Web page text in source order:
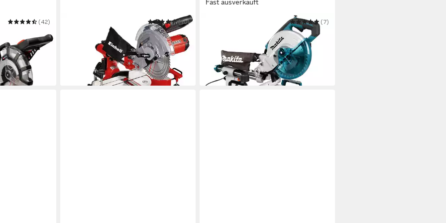
TC-
(42)
Zug-, Kapp- und Gehrungssäge TC-
SM 2531/2 U
(10)
UVP 237,95 €
in 3-4 Werktagen bei dir
Fast ausverkauft
Kapp- und Gehrungssäge LS0816F
(7)
265,00 €
in 1-2 Werktagen bei dir